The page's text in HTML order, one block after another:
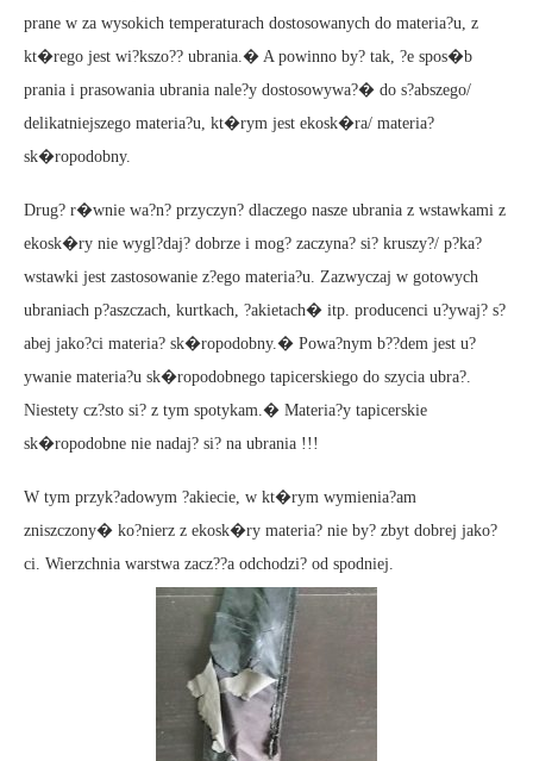
prane w za wysokich temperaturach dostosowanych do materia?u, z
kt�rego jest wi?kszo?? ubrania.� A powinno by? tak, ?e spos�b
prania i prasowania ubrania nale?y dostosowywa?� do s?abszego/
delikatniejszego materia?u, kt�rym jest ekosk�ra/ materia?
sk�ropodobny.
Drug? r�wnie wa?n? przyczyn? dlaczego nasze ubrania z wstawkami z
ekosk�ry nie wygl?daj? dobrze i mog? zaczyna? si? kruszy?/ p?ka?
wstawki jest zastosowanie z?ego materia?u. Zazwyczaj w gotowych
ubraniach p?aszczach, kurtkach, ?akietach� itp. producenci u?ywaj? s?
abej jako?ci materia? sk�ropodobny.� Powa?nym b??dem jest u?
ywanie materia?u sk�ropodobnego tapicerskiego do szycia ubra?.
Niestety cz?sto si? z tym spotykam.� Materia?y tapicerskie
sk�ropodobne nie nadaj? si? na ubrania !!!
W tym przyk?adowym ?akiecie, w kt�rym wymienia?am
zniszczony� ko?nierz z ekosk�ry materia? nie by? zbyt dobrej jako?
ci. Wierzchnia warstwa zacz??a odchodzi? od spodniej.